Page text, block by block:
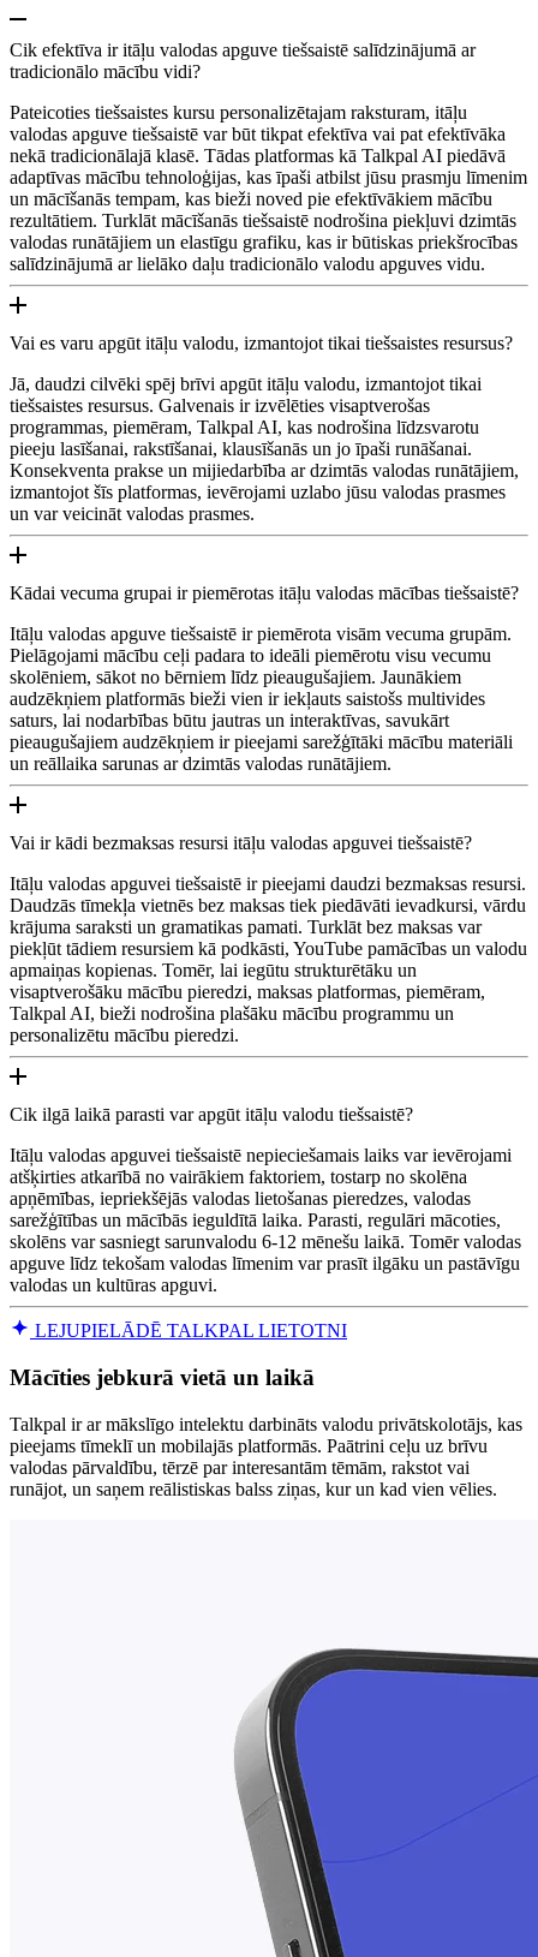
Cik efektīva ir itāļu valodas apguve tiešsaistē salīdzinājumā ar
tradicionālo mācību vidi?
Pateicoties tiešsaistes kursu personalizētajam raksturam, itāļu
valodas apguve tiešsaistē var būt tikpat efektīva vai pat efektīvāka
nekā tradicionālajā klasē. Tādas platformas kā Talkpal AI piedāvā
adaptīvas mācību tehnoloģijas, kas īpaši atbilst jūsu prasmju līmenim
un mācīšanās tempam, kas bieži noved pie efektīvākiem mācību
rezultātiem. Turklāt mācīšanās tiešsaistē nodrošina piekļuvi dzimtās
valodas runātājiem un elastīgu grafiku, kas ir būtiskas priekšrocības
salīdzinājumā ar lielāko daļu tradicionālo valodu apguves vidu.
Vai es varu apgūt itāļu valodu, izmantojot tikai tiešsaistes resursus?
Jā, daudzi cilvēki spēj brīvi apgūt itāļu valodu, izmantojot tikai
tiešsaistes resursus. Galvenais ir izvēlēties visaptverošas
programmas, piemēram, Talkpal AI, kas nodrošina līdzsvarotu
pieeju lasīšanai, rakstīšanai, klausīšanās un jo īpaši runāšanai.
Konsekventa prakse un mijiedarbība ar dzimtās valodas runātājiem,
izmantojot šīs platformas, ievērojami uzlabo jūsu valodas prasmes
un var veicināt valodas prasmes.
Kādai vecuma grupai ir piemērotas itāļu valodas mācības tiešsaistē?
Itāļu valodas apguve tiešsaistē ir piemērota visām vecuma grupām.
Pielāgojami mācību ceļi padara to ideāli piemērotu visu vecumu
skolēniem, sākot no bērniem līdz pieaugušajiem. Jaunākiem
audzēkņiem platformās bieži vien ir iekļauts saistošs multivides
saturs, lai nodarbības būtu jautras un interaktīvas, savukārt
pieaugušajiem audzēkņiem ir pieejami sarežģītāki mācību materiāli
un reāllaika sarunas ar dzimtās valodas runātājiem.
Vai ir kādi bezmaksas resursi itāļu valodas apguvei tiešsaistē?
Itāļu valodas apguvei tiešsaistē ir pieejami daudzi bezmaksas resursi.
Daudzās tīmekļa vietnēs bez maksas tiek piedāvāti ievadkursi, vārdu
krājuma saraksti un gramatikas pamati. Turklāt bez maksas var
piekļūt tādiem resursiem kā podkāsti, YouTube pamācības un valodu
apmaiņas kopienas. Tomēr, lai iegūtu strukturētāku un
visaptverošāku mācību pieredzi, maksas platformas, piemēram,
Talkpal AI, bieži nodrošina plašāku mācību programmu un
personalizētu mācību pieredzi.
Cik ilgā laikā parasti var apgūt itāļu valodu tiešsaistē?
Itāļu valodas apguvei tiešsaistē nepieciešamais laiks var ievērojami
atšķirties atkarībā no vairākiem faktoriem, tostarp no skolēna
apņēmības, iepriekšējās valodas lietošanas pieredzes, valodas
sarežģītības un mācībās ieguldītā laika. Parasti, regulāri mācoties,
skolēns var sasniegt sarunvalodu 6-12 mēnešu laikā. Tomēr valodas
apguve līdz tekošam valodas līmenim var prasīt ilgāku un pastāvīgu
valodas un kultūras apguvi.
LEJUPIELĀDĒ TALKPAL LIETOTNI
Mācīties jebkurā vietā un laikā
Talkpal ir ar mākslīgo intelektu darbināts valodu privātskolotājs, kas
pieejams tīmeklī un mobilajās platformās. Paātrini ceļu uz brīvu
valodas pārvaldību, tērzē par interesantām tēmām, rakstot vai
runājot, un saņem reālistiskas balss ziņas, kur un kad vien vēlies.